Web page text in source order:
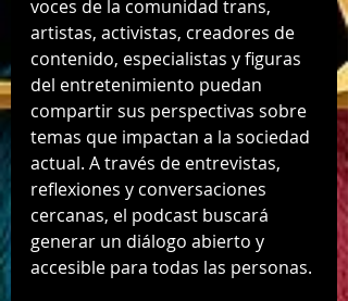
voces de la comunidad trans,
artistas, activistas, creadores de
contenido, especialistas y figuras
del entretenimiento puedan
compartir sus perspectivas sobre
temas que impactan a la sociedad
actual. A través de entrevistas,
reflexiones y conversaciones
cercanas, el podcast buscará
generar un diálogo abierto y
accesible para todas las personas.